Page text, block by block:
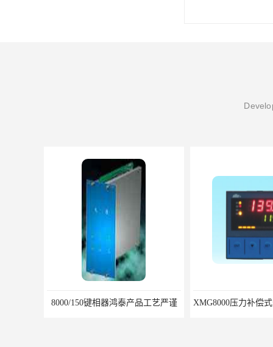
XMG8000压力补偿式光柱数显表 XMG82666优选北京鸿泰顺达科技